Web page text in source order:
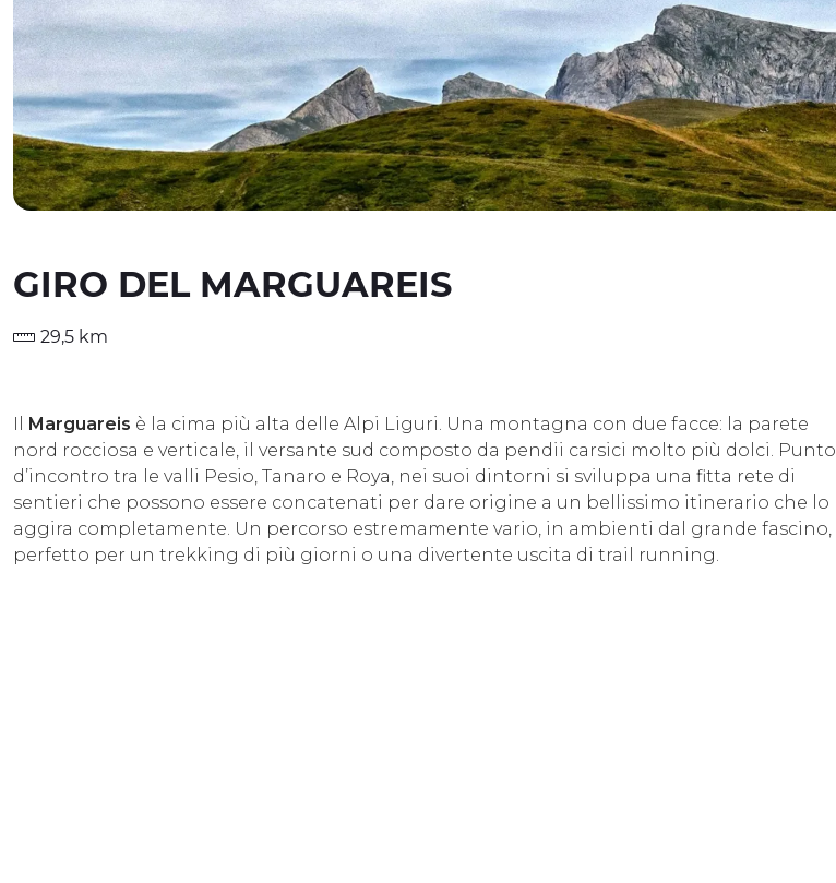
GIRO DEL MARGUAREIS
29,5 km
Il Marguareis è la cima più alta delle Alpi Liguri. Una montagna con due facce: la parete
nord rocciosa e verticale, il versante sud composto da pendii carsici molto più dolci. Punto
d’incontro tra le valli Pesio, Tanaro e Roya, nei suoi dintorni si sviluppa una fitta rete di
sentieri che possono essere concatenati per dare origine a un bellissimo itinerario che lo
aggira completamente. Un percorso estremamente vario, in ambienti dal grande fascino,
perfetto per un trekking di più giorni o una divertente uscita di trail running.